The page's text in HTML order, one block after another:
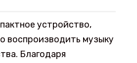
устройство,
воспроизводить музыку
Благодаря